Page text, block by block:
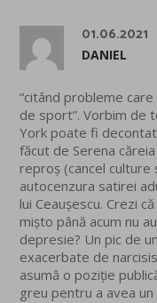
01.06.2021
DANIEL
“citând probleme
de sport”. Vorbim de
York poate fi
făcut de Serena
reproș (cancel culture
autocenzura satirei
lui Ceaușescu. Crezi
mișto până acum nu
depresie? Un pic de
exacerbate de
asumă o poziție
greu pentru a avea